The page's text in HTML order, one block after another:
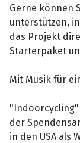
Gerne können
unterstützen,
das Projekt
Starterpaket
Mit Musik für
der
in den USA als